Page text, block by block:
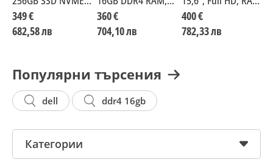
до 24 МЕСЕЦА
ГАРАНЦИЯ
349 €
682,58 лв
512GB SSD, Intel
Core i7-1255U
360 €
704,10 лв
16GB, 512GB SSD
НОВ!
400 €
782,33 лв
Популярни търсения
dell ddr4 16gb
Категории